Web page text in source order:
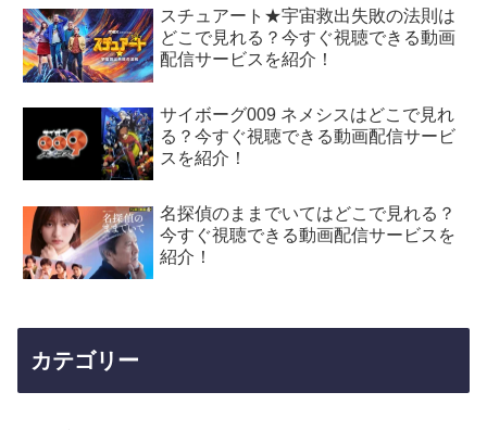
スチュアート★宇宙救出失敗の法則は
どこで見れる？今すぐ視聴できる動画
配信サービスを紹介！
サイボーグ009 ネメシスはどこで見れ
る？今すぐ視聴できる動画配信サービ
スを紹介！
名探偵のままでいてはどこで見れる？
今すぐ視聴できる動画配信サービスを
紹介！
カテゴリー